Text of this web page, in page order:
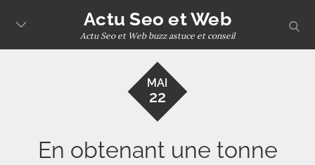
content
Actu Seo et Web
Actu Seo et Web buzz astuce et conseil
MAI
22
En obtenant une tonne